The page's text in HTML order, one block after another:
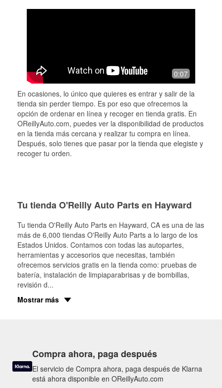
0:07
En ocasiones, lo único que quieres es entrar y salir de la
tienda sin perder tiempo. Es por eso que ofrecemos la
opción de ordenar en línea y recoger en tienda gratis. En
OReillyAuto.com, puedes ver la disponibilidad de productos
en la tienda más cercana y realizar tu compra en línea.
Después, solo tienes que pasar por la tienda que elegiste y
recoger tu orden.
Tu tienda O'Reilly Auto Parts en Hayward
Tu tienda O'Reilly Auto Parts en Hayward, CA es una de las
más de 6,000 tiendas O'Reilly Auto Parts a lo largo de los
Estados Unidos. Contamos con todas las autopartes,
herramientas y accesorios que necesitas, también
ofrecemos servicios gratis en la tienda como: pruebas de
batería, instalación de limpiaparabrisas y de bombillas,
revisión d...
Mostrar más
Compra ahora, paga después
El servicio de Compra ahora, paga después de Klarna
está ahora disponible en OReillyAuto.com